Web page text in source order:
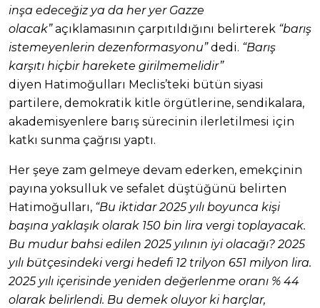
inşa edeceğiz ya da her yer Gazze
olacak”açıklamasının çarpıtıldığını belirterek “barış
istemeyenlerin dezenformasyonu”dedi. “Barış
karşıtı hiçbir harekete girilmemelidir”
diyen Hatimoğulları Meclis’teki bütün siyasi
partilere, demokratik kitle örgütlerine, sendikalara,
akademisyenlere barış sürecinin ilerletilmesi için
katkı sunma çağrısı yaptı.
Her şeye zam gelmeye devam ederken, emekçinin
payına yoksulluk ve sefalet düştüğünü belirten
Hatimoğulları, “Bu iktidar 2025 yılı boyunca kişi
başına yaklaşık olarak 150 bin lira vergi toplayacak.
Bu mudur bahsi edilen 2025 yılının iyi olacağı? 2025
yılı bütçesindeki vergi hedefi 12 trilyon 651 milyon lira.
2025 yılı içerisinde yeniden değerlenme oranı % 44
olarak belirlendi. Bu demek oluyor ki harçlar,